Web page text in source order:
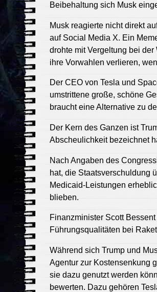
Beibehaltung sich Musk
Musk reagierte nicht direkt
auf Social Media X. Ein
drohte mit Vergeltung bei der
ihre Vorwahlen verlieren,
Der CEO von Tesla und
umstrittene große, schöne
braucht eine Alternative zu
Der Kern des Ganzen ist
Abscheulichkeit bezeichnet
Nach Angaben des
hat, die Staatsverschuldung
Medicaid-Leistungen
blieben.
Finanzminister Scott
Führungsqualitäten bei
Während sich Trump und
Agentur zur Kostensenkung
sie dazu genutzt werden
bewerten. Dazu gehören